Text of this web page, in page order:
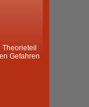
Gefahren